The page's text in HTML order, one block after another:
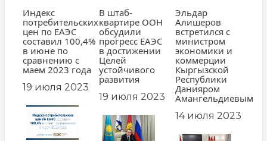
Индекс
потребительских
цен по ЕАЭС
составил 100,4%
в июне по
сравнению с
маем 2023 года
19 июля 2023
В штаб-
квартире ООН
обсудили
прогресс ЕАЭС
в достижении
Целей
устойчивого
развития
19 июля 2023
Эльдар
Алишеров
встретился с
министром
экономики и
коммерции
Кыргызской
Республики
Данияром
Амангельдиевым
14 июля 2023